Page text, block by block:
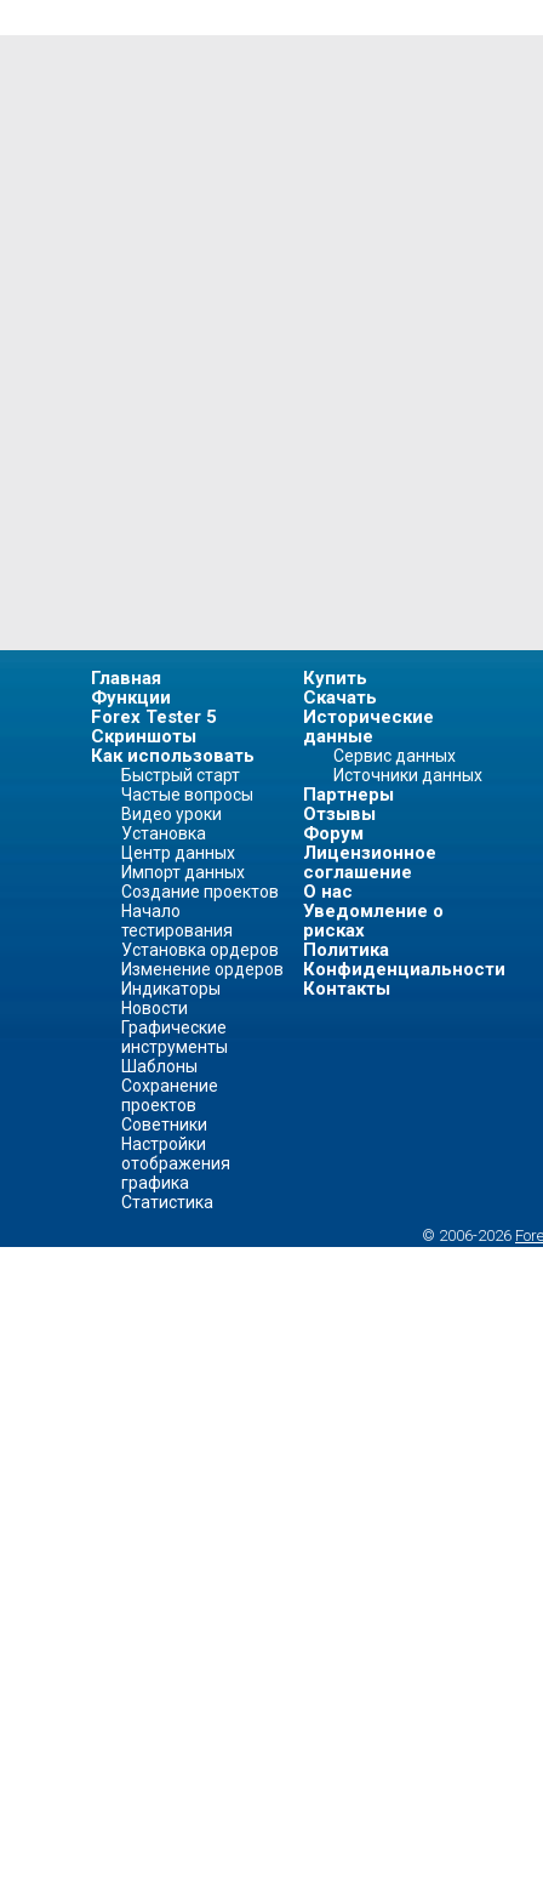
Главная
Функции
Forex Tester 5
Скриншоты
Как использовать
Быстрый старт
Частые вопросы
Видео уроки
Установка
Центр данных
Импорт данных
Создание проектов
Начало
тестирования
Установка ордеров
Изменение ордеров
Индикаторы
Новости
Графические
инструменты
Шаблоны
Сохранение
проектов
Советники
Настройки
отображения
графика
Статистика
Купить
Скачать
Исторические
данные
Сервис данных
Источники данных
Партнеры
Отзывы
Форум
Лицензионное
соглашение
О нас
Уведомление о
рисках
Политика
Конфиденциальности
Контакты
© 2006-2026